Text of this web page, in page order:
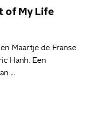
of My Life
Maartje de Franse
Hanh. Een
...